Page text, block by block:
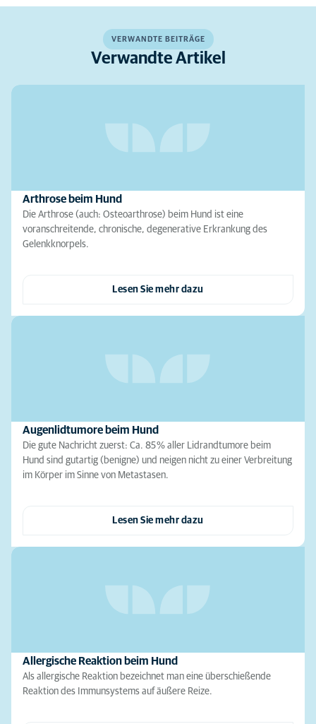
VERWANDTE BEITRÄGE
Verwandte Artikel
Arthrose beim Hund
Die Arthrose (auch: Osteoarthrose) beim Hund ist eine
voranschreitende, chronische, degenerative Erkrankung des
Gelenkknorpels.
Lesen Sie mehr dazu
Augenlidtumore beim Hund
Die gute Nachricht zuerst: Ca. 85 % aller Lidrandtumore beim
Hund sind gutartig (benigne) und neigen nicht zu einer Verbreitung
im Körper im Sinne von Metastasen.
Lesen Sie mehr dazu
Allergische Reaktion beim Hund
Als allergische Reaktion bezeichnet man eine überschießende
Reaktion des Immunsystems auf äußere Reize.